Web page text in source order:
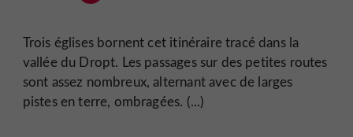
Trois églises bornent cet itinéraire tracé dans la
vallée du Dropt. Les passages sur des petites routes
sont assez nombreux, alternant avec de larges
pistes en terre, ombragées. (...)